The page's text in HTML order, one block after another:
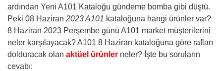
ardından Yeni A101 Kataloğu gündeme bomba gibi düştü.
Peki 08 Haziran 2023 A101 kataloğuna hangi ürünler var?
8 Haziran 2023 Perşembe günü A101 market müşterilerini
neler karşılayacak? A101 8 Haziran kataloğuna göre rafları
dolduracak olan aktüel ürünler neler? İşte bu soruların
cevabı: